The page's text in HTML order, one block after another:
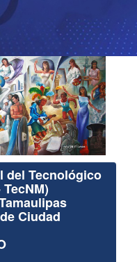
del Tecnológico
Ciudad